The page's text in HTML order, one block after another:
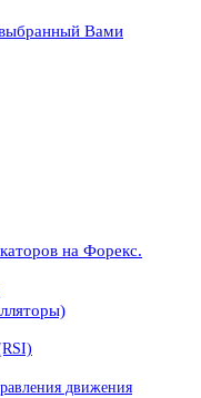
Вами
на Форекс.
движения